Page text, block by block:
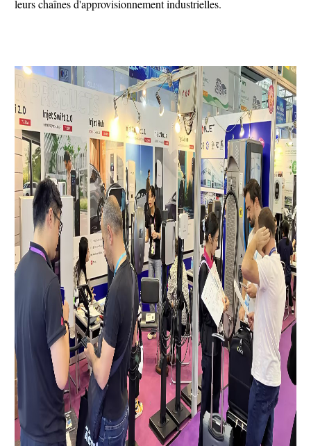
leurs chaînes d'approvisionnement industrielles.